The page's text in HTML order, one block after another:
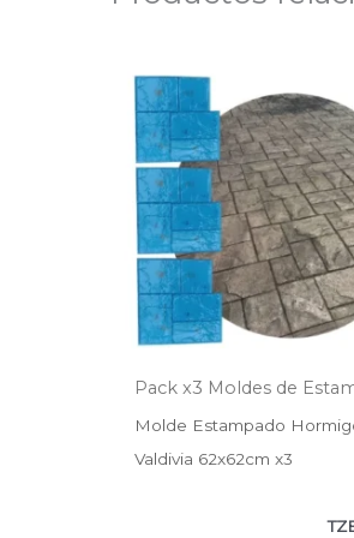
Pack x3 Moldes de
Molde Estampado
Valdivia 62x62cm x3
era:
$312.200.
es: